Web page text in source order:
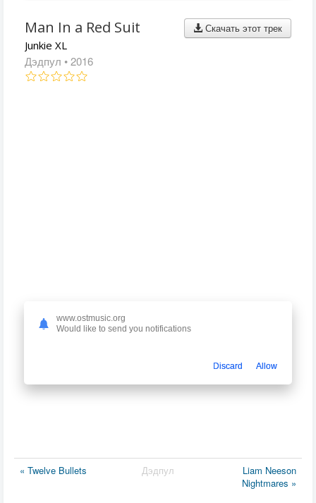
Скачать этот трек
Man In a Red Suit
Junkie XL
Дэдпул • 2016
« Twelve Bullets Дэдпул
Liam Neeson
Nightmares »
www.ostmusic.org
Would like to send you notifications
Discard Allow